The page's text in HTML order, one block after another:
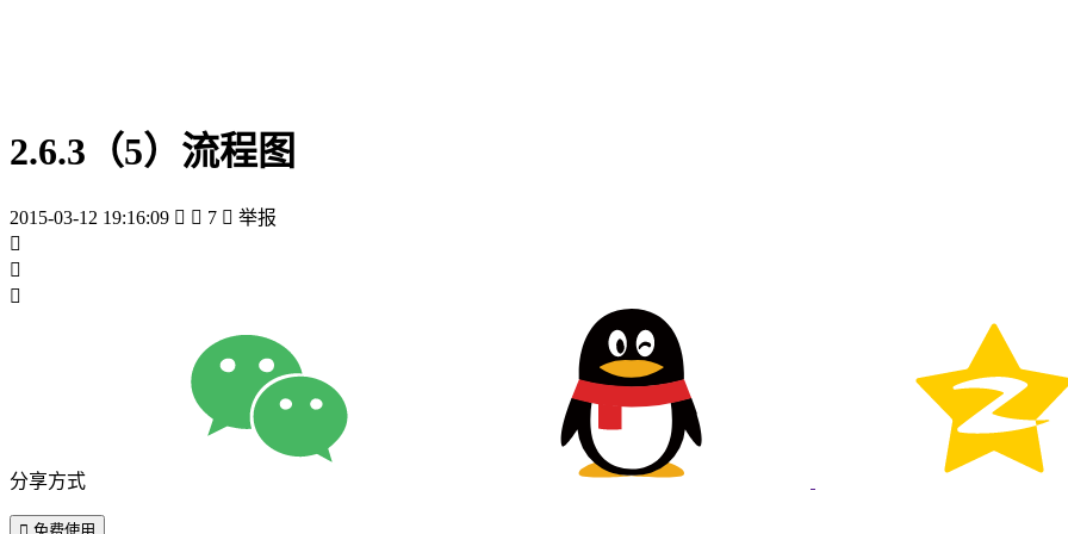
2.6.3（5）流程图
2015-03-12 19:16:09   7  举报



分享方式